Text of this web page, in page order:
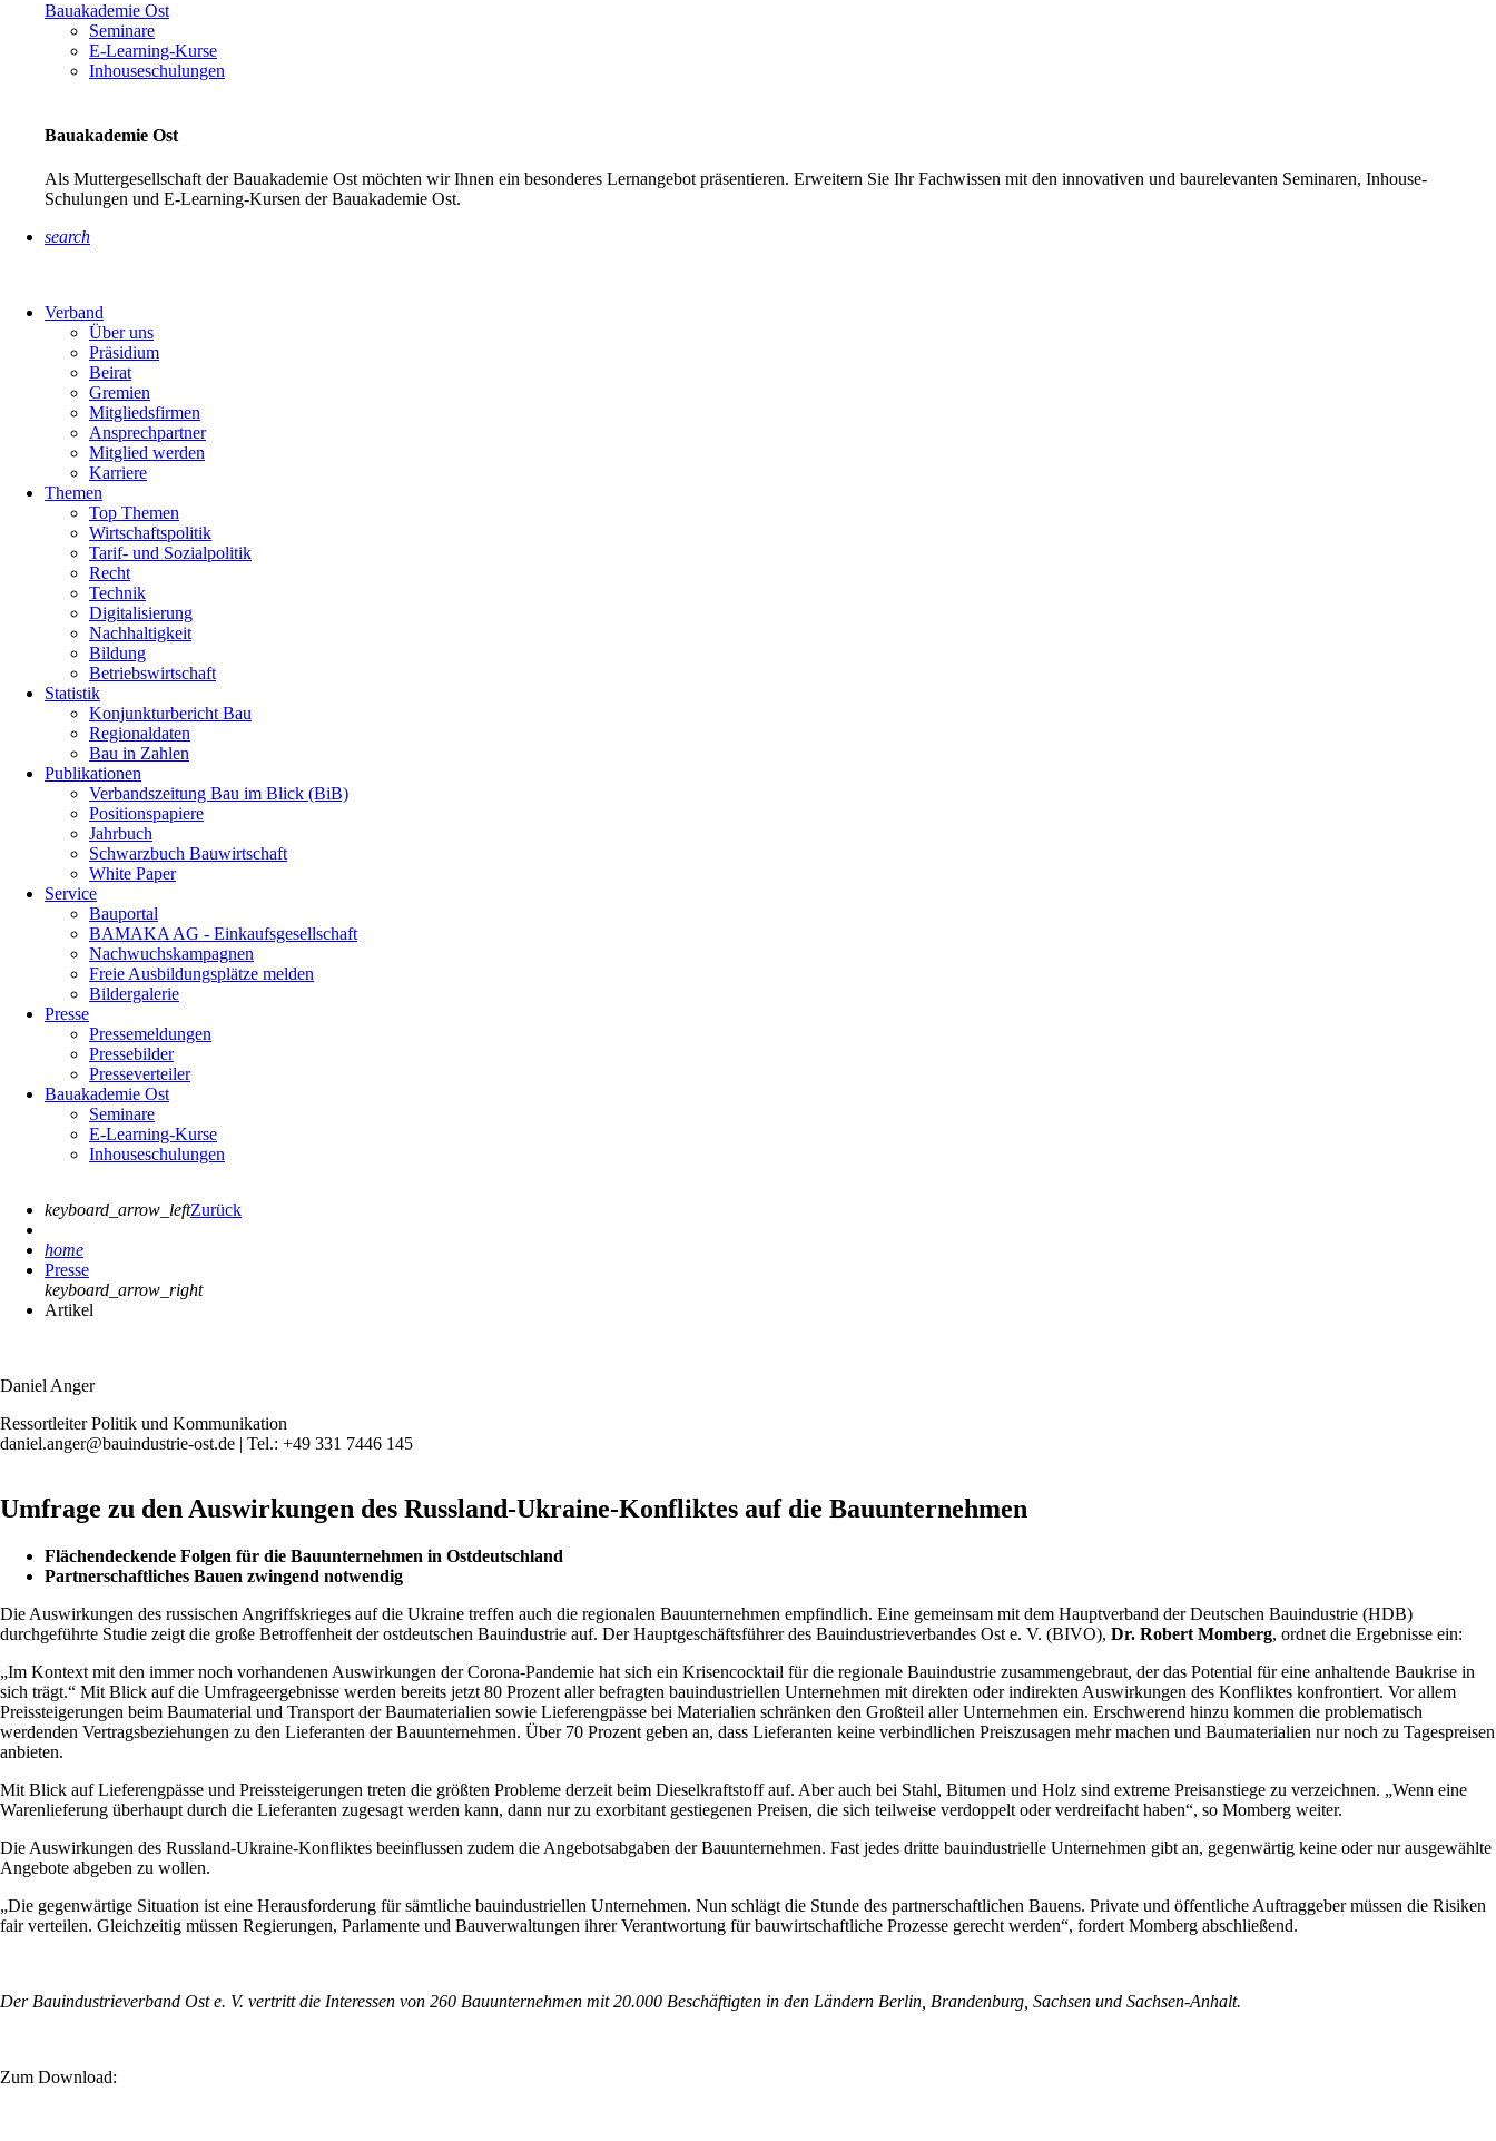
Bauakademie Ost
Seminare
E-Learning-Kurse
Inhouseschulungen
Bauakademie Ost
Als Muttergesellschaft der Bauakademie Ost möchten wir Ihnen ein besonderes Lernangebot präsentieren. Erweitern Sie Ihr Fachwissen mit den innovativen und baurelevanten Seminaren, Inhouse-
Schulungen und E-Learning-Kursen der Bauakademie Ost.
search
Verband
Über uns
Präsidium
Beirat
Gremien
Mitgliedsfirmen
Ansprechpartner
Mitglied werden
Karriere
Themen
Top Themen
Wirtschaftspolitik
Tarif- und Sozialpolitik
Recht
Technik
Digitalisierung
Nachhaltigkeit
Bildung
Betriebswirtschaft
Statistik
Konjunkturbericht Bau
Regionaldaten
Bau in Zahlen
Publikationen
Verbandszeitung Bau im Blick (BiB)
Positionspapiere
Jahrbuch
Schwarzbuch Bauwirtschaft
White Paper
Service
Bauportal
BAMAKA AG - Einkaufsgesellschaft
Nachwuchskampagnen
Freie Ausbildungsplätze melden
Bildergalerie
Presse
Pressemeldungen
Pressebilder
Presseverteiler
Bauakademie Ost
Seminare
E-Learning-Kurse
Inhouseschulungen
keyboard_arrow_leftZurück
home
Presse
keyboard_arrow_right
Artikel
Daniel Anger
Ressortleiter Politik und Kommunikation
daniel.anger@bauindustrie-ost.de | Tel.: +49 331 7446 145
Umfrage zu den Auswirkungen des Russland-Ukraine-Konfliktes auf die Bauunternehmen
Flächendeckende Folgen für die Bauunternehmen in Ostdeutschland
Partnerschaftliches Bauen zwingend notwendig
Die Auswirkungen des russischen Angriffskrieges auf die Ukraine treffen auch die regionalen Bauunternehmen empfindlich. Eine gemeinsam mit dem Hauptverband der Deutschen Bauindustrie (HDB)
durchgeführte Studie zeigt die große Betroffenheit der ostdeutschen Bauindustrie auf. Der Hauptgeschäftsführer des Bauindustrieverbandes Ost e. V. (BIVO), Dr. Robert Momberg, ordnet die Ergebnisse ein:
„Im Kontext mit den immer noch vorhandenen Auswirkungen der Corona-Pandemie hat sich ein Krisencocktail für die regionale Bauindustrie zusammengebraut, der das Potential für eine anhaltende Baukrise in
sich trägt.“ Mit Blick auf die Umfrageergebnisse werden bereits jetzt 80 Prozent aller befragten bauindustriellen Unternehmen mit direkten oder indirekten Auswirkungen des Konfliktes konfrontiert. Vor allem
Preissteigerungen beim Baumaterial und Transport der Baumaterialien sowie Lieferengpässe bei Materialien schränken den Großteil aller Unternehmen ein. Erschwerend hinzu kommen die problematisch
werdenden Vertragsbeziehungen zu den Lieferanten der Bauunternehmen. Über 70 Prozent geben an, dass Lieferanten keine verbindlichen Preiszusagen mehr machen und Baumaterialien nur noch zu Tagespreisen
anbieten.
Mit Blick auf Lieferengpässe und Preissteigerungen treten die größten Probleme derzeit beim Dieselkraftstoff auf. Aber auch bei Stahl, Bitumen und Holz sind extreme Preisanstiege zu verzeichnen. „Wenn eine
Warenlieferung überhaupt durch die Lieferanten zugesagt werden kann, dann nur zu exorbitant gestiegenen Preisen, die sich teilweise verdoppelt oder verdreifacht haben“, so Momberg weiter.
Die Auswirkungen des Russland-Ukraine-Konfliktes beeinflussen zudem die Angebotsabgaben der Bauunternehmen. Fast jedes dritte bauindustrielle Unternehmen gibt an, gegenwärtig keine oder nur ausgewählte
Angebote abgeben zu wollen.
„Die gegenwärtige Situation ist eine Herausforderung für sämtliche bauindustriellen Unternehmen. Nun schlägt die Stunde des partnerschaftlichen Bauens. Private und öffentliche Auftraggeber müssen die Risiken
fair verteilen. Gleichzeitig müssen Regierungen, Parlamente und Bauverwaltungen ihrer Verantwortung für bauwirtschaftliche Prozesse gerecht werden“, fordert Momberg abschließend.
Der Bauindustrieverband Ost e. V. vertritt die Interessen von 260 Bauunternehmen mit 20.000 Beschäftigten in den Ländern Berlin, Brandenburg, Sachsen und Sachsen-Anhalt.
Zum Download: